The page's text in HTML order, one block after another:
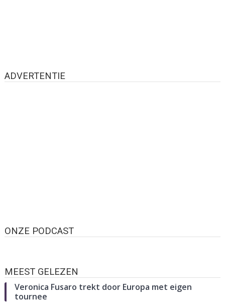
ADVERTENTIE
ONZE PODCAST
MEEST GELEZEN
Veronica Fusaro trekt door Europa met eigen
tournee